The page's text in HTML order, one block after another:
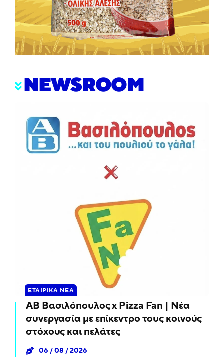
NEWSROOM
ΕΤΑΙΡΙΚΆ ΝΈΑ
ΑΒ Βασιλόπουλος x Pizza Fan | Νέα
συνεργασία με επίκεντρο τους κοινούς
στόχους και πελάτες
06 / 08 / 2026